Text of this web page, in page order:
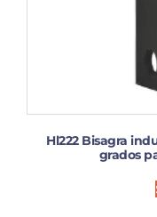
Hl222 Bisagra
grados